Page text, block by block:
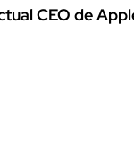
CEO de